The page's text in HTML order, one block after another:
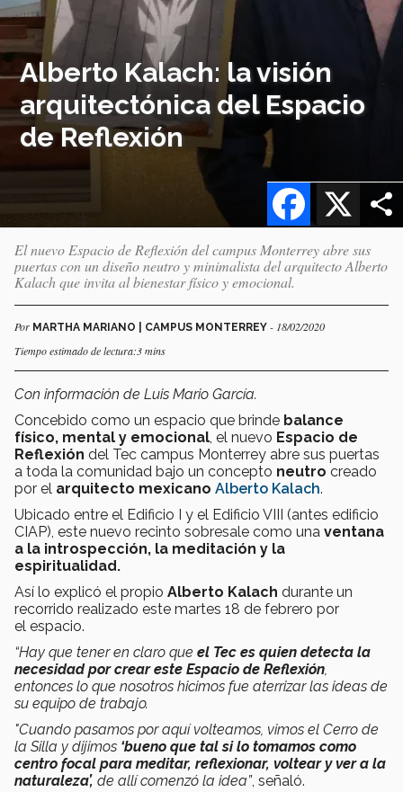
Alberto Kalach: la visión
arquitectónica del Espacio
de Reflexión
X
Facebook
El nuevo Espacio de Reflexión del campus Monterrey abre sus
puertas con un diseño neutro y minimalista del arquitecto Alberto
Kalach que invita al bienestar físico y emocional.
Por MARTHA MARIANO | CAMPUS MONTERREY - 18/02/2020
Tiempo estimado de lectura:3 mins
Con información de Luis Mario García.
Concebido como un espacio que brinde balance
físico, mental y emocional , el nuevo Espacio de
Reflexión del Tec campus Monterrey abre sus puertas
a toda la comunidad bajo un concepto neutro creado
por el arquitecto mexicano Alberto Kalach.
Ubicado entre el Edificio I y el Edificio VIII (antes edificio
CIAP), este nuevo recinto sobresale como una ventana
a la introspección, la meditación y la
espiritualidad.
Así lo explicó el propio Alberto Kalach durante un
recorrido realizado este martes 18 de febrero por
el espacio.
“Hay que tener en claro que el Tec es quien detecta la
necesidad por crear este Espacio de Reflexión
entonces lo que nosotros hicimos fue aterrizar las ideas de
su equipo de trabajo.
"Cuando pasamos por aquí volteamos, vimos el Cerro de
la Silla y dijimos ‘bueno que tal si lo tomamos como
centro focal para meditar, reflexionar, voltear y ver a la
naturaleza’, de allí comenzó la idea”, señaló.